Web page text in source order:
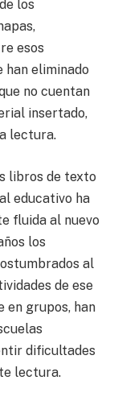
los
esos
han eliminado
no cuentan
insertado,
lectura.
libros de texto
educativo ha
fluida al nuevo
los
al
de ese
en grupos, han
dificultades
lectura.